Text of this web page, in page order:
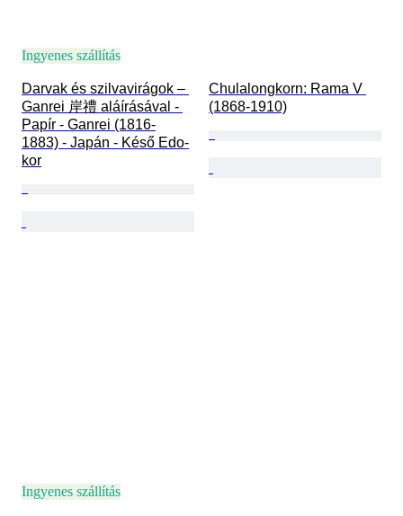
Ingyenes szállítás
Darvak és szilvavirágok –
Ganrei 岸禮 aláírásával -
Papír - Ganrei (1816-
1883) - Japán - Késő Edo-
kor
Chulalongkorn: Rama V
(1868-1910)
Ingyenes szállítás